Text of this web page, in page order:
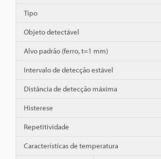
Tipo
Objeto detectável
Alvo padrão (ferro, t=1 mm)
Intervalo de detecção estável
Distância de detecção máxima
Histerese
Repetitividade
Características de temperatura